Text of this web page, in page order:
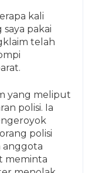
kali
pakai
telah
yang meliput
polisi. Ia
polisi
anggota
meminta